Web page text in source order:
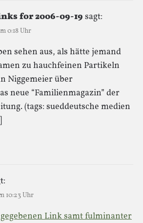
for 2006-09-19 sagt:
0:18 Uhr
sehen aus, als hätte jemand
zu hauchfeinen Partikeln
Niggemeier über
neue “Familienmagazin” der
(tags: sueddeutsche medien
10:23 Uhr
Link samt fulminanter